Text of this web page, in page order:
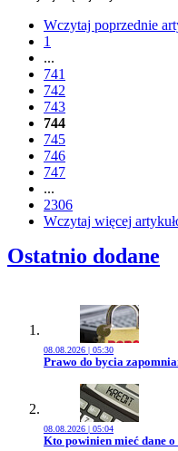
Wczytaj poprzednie
1
...
741
742
743
744
745
746
747
...
2306
Wczytaj więcej
Ostatnio dodane
08.08.2026 | 05:30
Przejdź do artykułu:
Prawo do bycia
08.08.2026 | 05:04
Przejdź do artykułu:
Kto powinien mieć dane o